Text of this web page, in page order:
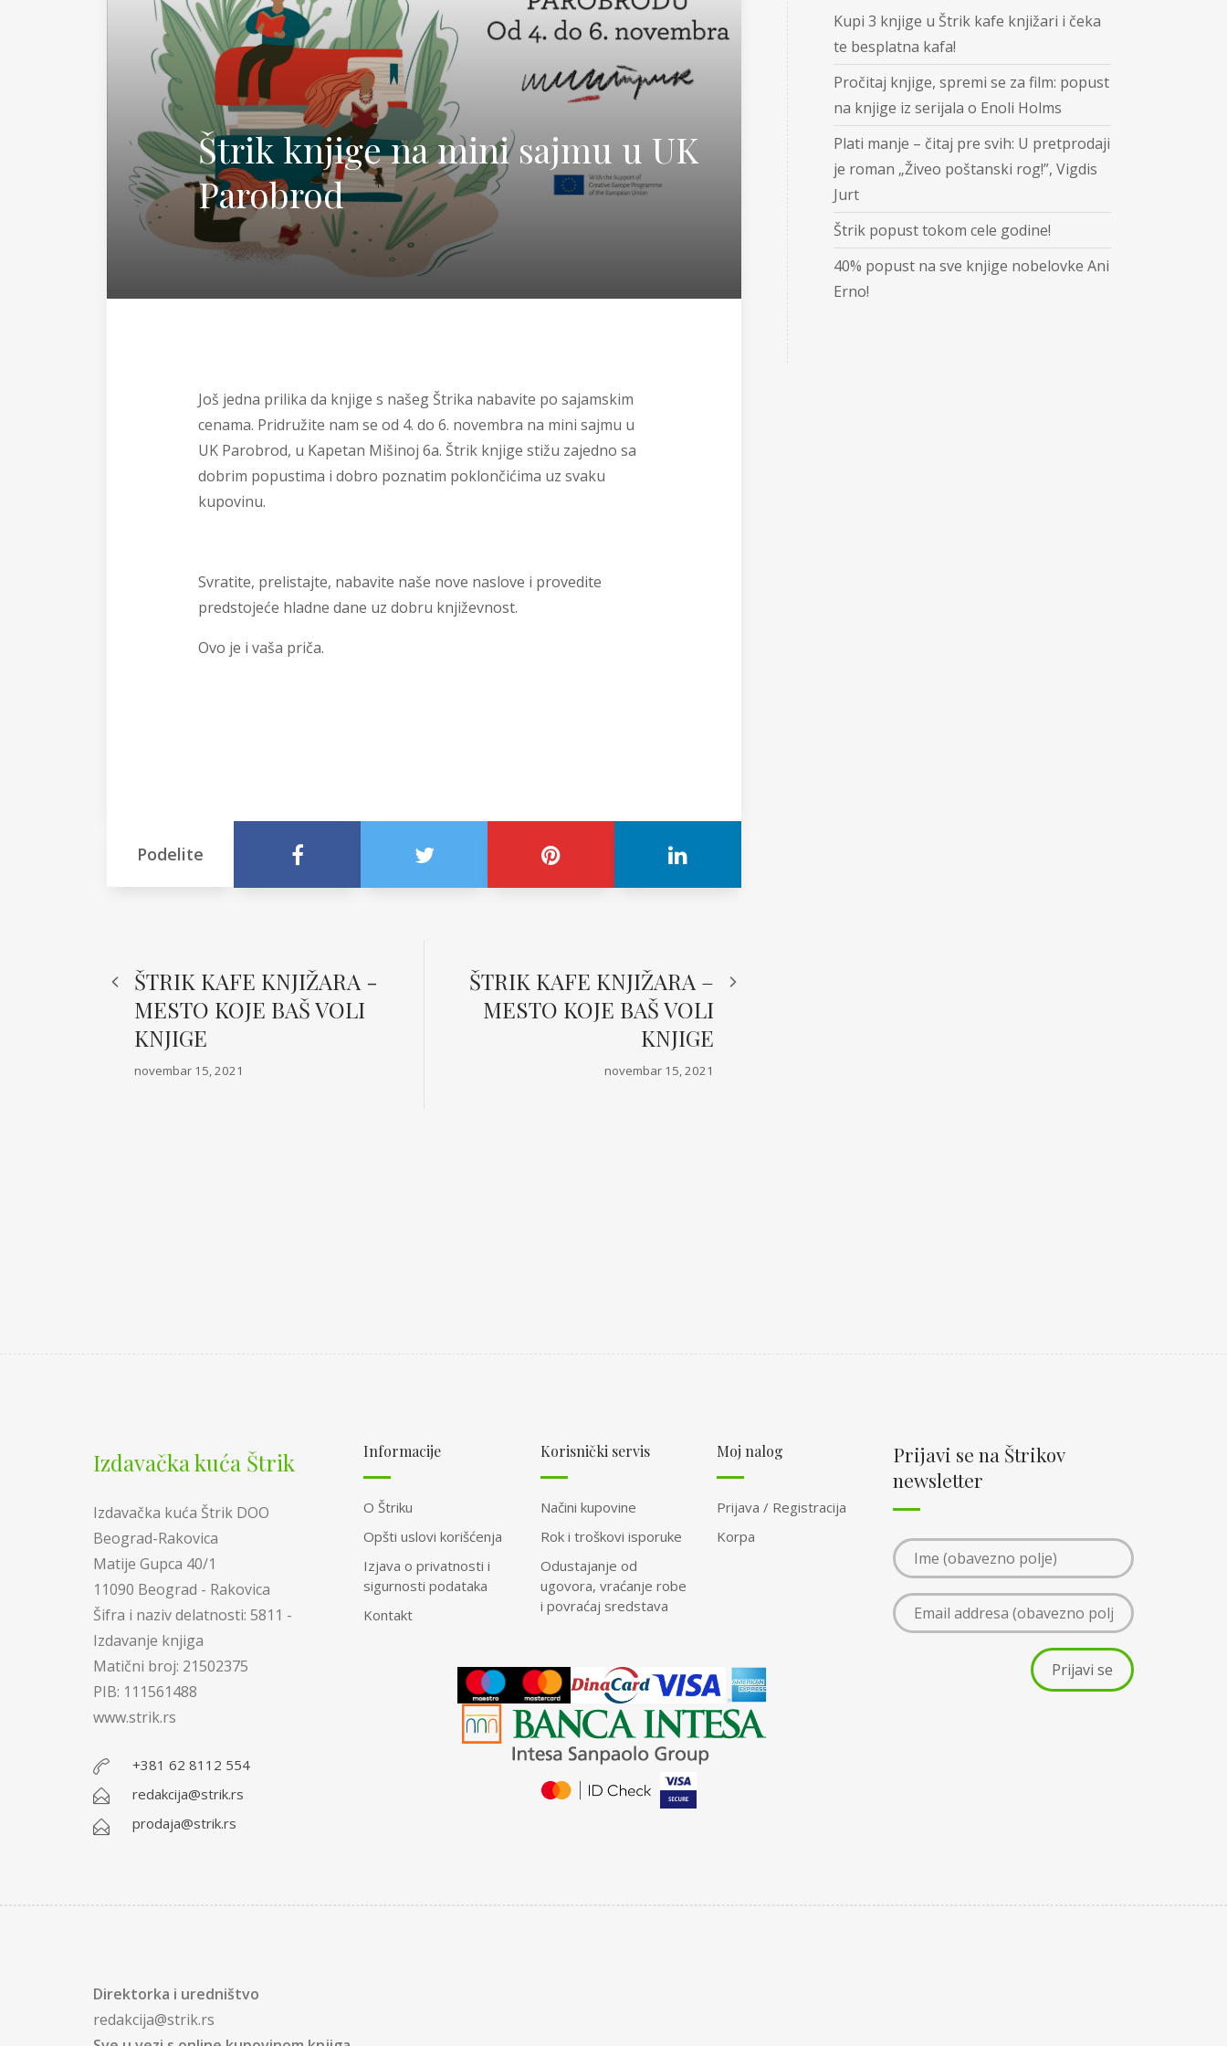
Teorija i nauka
Magda Sabo
Štrik knjige na mini sajmu u UK
Parobrod
Još jedna prilika da knjige s našeg Štrika nabavite po sajamskim
cenama. Pridružite nam se od 4. do 6. novembra na mini sajmu u
UK Parobrod, u Kapetan Mišinoj 6a. Štrik knjige stižu zajedno sa
dobrim popustima i dobro poznatim poklončićima uz svaku
kupovinu.
Svratite, prelistajte, nabavite naše nove naslove i provedite
predstojeće hladne dane uz dobru književnost.
Ovo je i vaša priča.
Podelite
ŠTRIK KAFE KNJIŽARA -
MESTO KOJE BAŠ VOLI
KNJIGE
novembar 15, 2021
ŠTRIK KAFE KNJIŽARA –
MESTO KOJE BAŠ VOLI
KNJIGE
novembar 15, 2021
Kupi 3 knjige u Štrik kafe knjižari i čeka
te besplatna kafa!
Pročitaj knjige, spremi se za film: popust
na knjige iz serijala o Enoli Holms
Plati manje – čitaj pre svih: U pretprodaji
je roman „Živeo poštanski rog!”, Vigdis
Jurt
Štrik popust tokom cele godine!
40% popust na sve knjige nobelovke Ani
Erno!
Izdavačka kuća Štrik
Izdavačka kuća Štrik DOO
Beograd-Rakovica
Matije Gupca 40/1
11090 Beograd - Rakovica
Šifra i naziv delatnosti: 5811 -
Izdavanje knjiga
Matični broj: 21502375
PIB: 111561488
www.strik.rs
+381 62 8112 554
redakcija@strik.rs
prodaja@strik.rs
Informacije
O Štriku
Opšti uslovi korišćenja
Izjava o privatnosti i
sigurnosti podataka
Kontakt
Korisnički servis
Načini kupovine
Rok i troškovi isporuke
Odustajanje od
ugovora, vraćanje robe
i povraćaj sredstava
Moj nalog
Prijava / Registracija
Korpa
Prijavi se na Štrikov
newsletter
Direktorka i uredništvo
redakcija@strik.rs